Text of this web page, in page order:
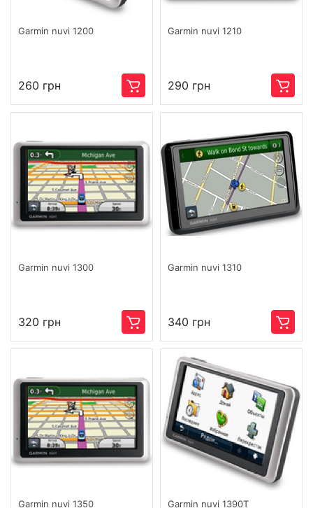
Garmin nuvi 1200
260 грн
Garmin nuvi 1210
290 грн
Garmin nuvi 1300
320 грн
Garmin nuvi 1310
340 грн
Garmin nuvi 1350 Garmin nuvi 1390T